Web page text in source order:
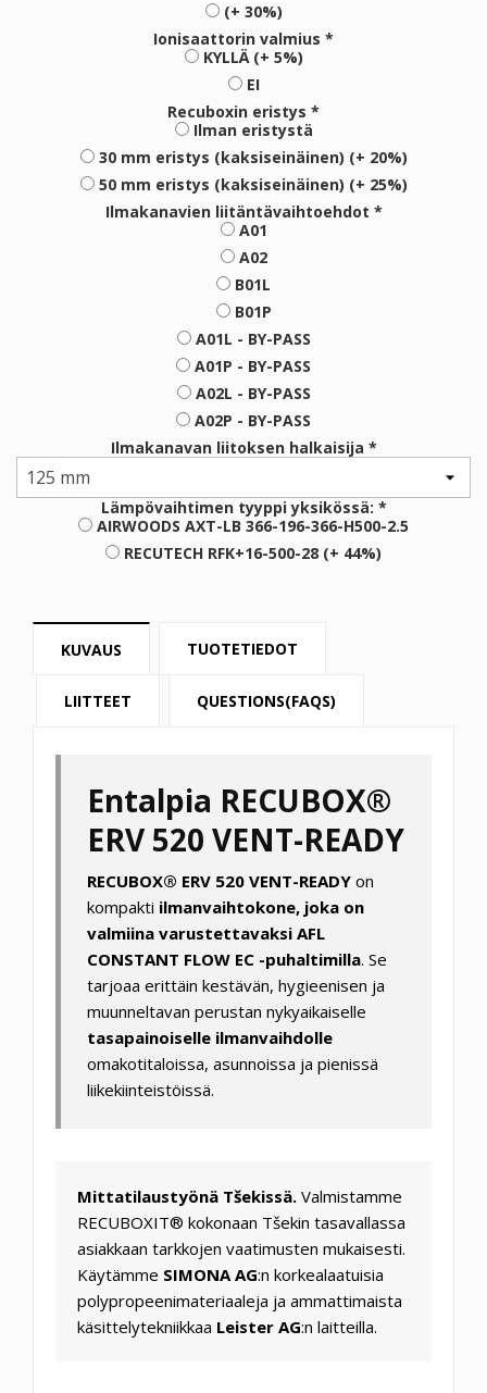
(+ 30%)
Ionisaattorin valmius *
KYLLÄ (+ 5%)
EI
Recuboxin eristys *
Ilman eristystä
30 mm eristys (kaksiseinäinen) (+ 20%)
50 mm eristys (kaksiseinäinen) (+ 25%)
Ilmakanavien liitäntävaihtoehdot *
A01
A02
B01L
B01P
A01L - BY-PASS
A01P - BY-PASS
A02L - BY-PASS
A02P - BY-PASS
Ilmakanavan liitoksen halkaisija *
Lämpövaihtimen tyyppi yksikössä: *
AIRWOODS AXT-LB 366-196-366-H500-2.5
RECUTECH RFK+16-500-28 (+ 44%)
KUVAUS TUOTETIEDOT
LIITTEET QUESTIONS(FAQS)
Entalpia RECUBOX®
ERV 520 VENT-READY
RECUBOX® ERV 520 VENT-READY on
kompakti ilmanvaihtokone, joka on
valmiina varustettavaksi AFL
CONSTANT FLOW EC -puhaltimilla. Se
tarjoaa erittäin kestävän, hygieenisen ja
muunneltavan perustan nykyaikaiselle
tasapainoiselle ilmanvaihdolle
omakotitaloissa, asunnoissa ja pienissä
liikekiinteistöissä.
Mittatilaustyönä Tšekissä. Valmistamme
RECUBOXIT® kokonaan Tšekin tasavallassa
asiakkaan tarkkojen vaatimusten mukaisesti.
Käytämme SIMONA AG:n korkealaatuisia
polypropeenimateriaaleja ja ammattimaista
käsittelytekniikkaa Leister AG:n laitteilla.